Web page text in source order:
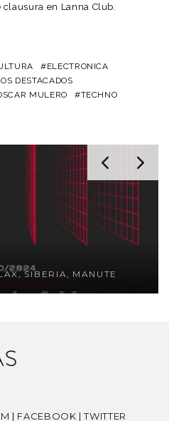
en Lanna Club.
ELECTRONICA
DESTACADOS
MULERO
TECHNO
SIBERIA, MANUTE
| FACEBOOK |TWITTER